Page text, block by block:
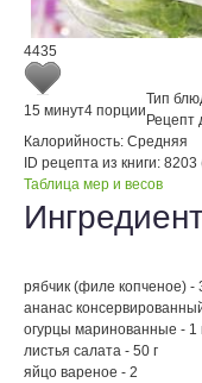
4435
15 минут4 порции
Тип
Рецепт
Калорийность: Средняя
ID рецепта из книги: 8203
Таблица мер и весов
рябчик (филе копченое) -
ананас
огурцы маринованные - 1
листья салата - 50 г
яйцо вареное - 2